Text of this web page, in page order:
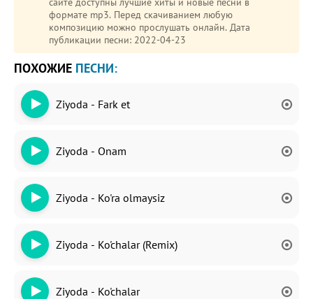
формате mp3. Перед скачиванием любую
композицию можно прослушать онлайн. Дата
публикации песни: 2022-04-23
ПОХОЖИЕ ПЕСНИ:
Ziyoda - Fark et
Ziyoda - Onam
Ziyoda - Ko'ra olmaysiz
Ziyoda - Ko'chalar (Remix)
Ziyoda - Ko'chalar